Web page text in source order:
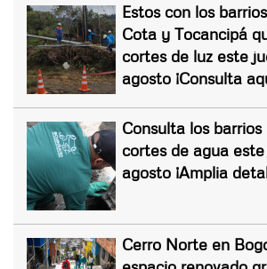
Estos con los
Cota y Tocancipá
cortes de luz este
agosto ¡Consulta
Consulta los
cortes de agua
agosto ¡Amplia
Cerro Norte en